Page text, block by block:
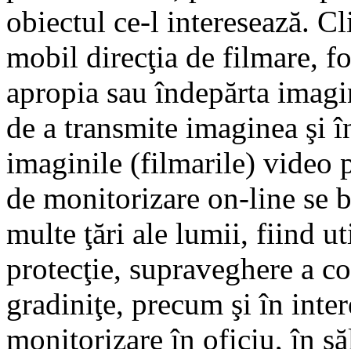
obiectul ce-l interesează.
mobil direcţia de filmare,
apropia sau îndepărta
de a transmite imaginea şi
imaginile (filmarile) video
de monitorizare on-line se
multe ţări ale lumii, fiind
protecţie, supraveghere a
gradiniţe, precum şi în
monitorizare în oficiu, în